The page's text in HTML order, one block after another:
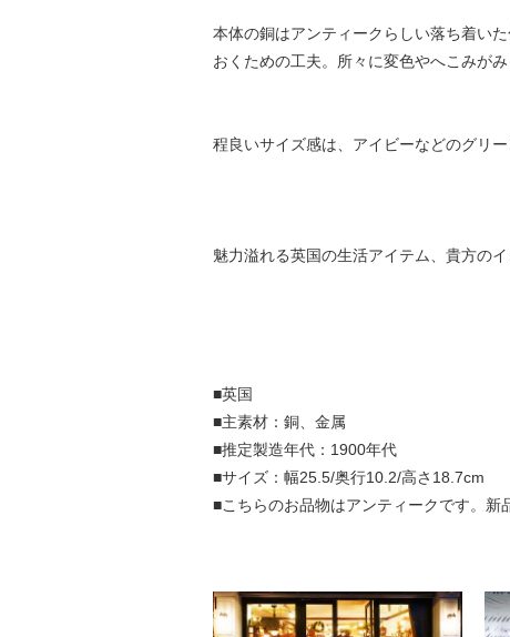
本体の銅はアンティークらしい落ち着い
おくための工夫。所々に変色やへこみが
程良いサイズ感は、アイビーなどのグリ
魅力溢れる英国の生活アイテム、貴方の
■英国
■主素材：銅、金属
■推定製造年代：1900年代
■サイズ：幅25.5/奥行10.2/高さ18.7cm
■こちらのお品物はアンティークです。新